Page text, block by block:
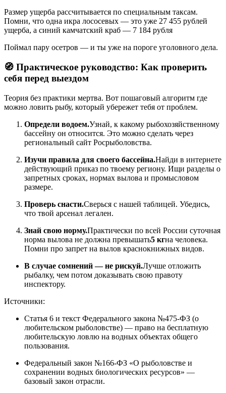
Размер ущерба рассчитывается по специальным таксам.
Помни, что одна икра лососевых — это уже 27 455 рублей
ущерба, а синий камчатский краб — 7 184 рубля
Поймал пару осетров — и ты уже на пороге уголовного дела.
🧭 Практическое руководство: Как проверить
себя перед выездом
Теория без практики мертва. Вот пошаговый алгоритм где
можно ловить рыбу, который убережет тебя от проблем.
Определи водоем.Узнай, к какому рыбохозяйственному
бассейну он относится. Это можно сделать через
региональный сайт Росрыболовства.
Изучи правила для своего бассейна.Найди в интернете
действующий приказ по твоему региону. Ищи разделы о
запретных сроках, нормах вылова и промысловом
размере.
Проверь снасти.Сверься с нашей таблицей. Убедись,
что твой арсенал легален.
Знай свою норму.Практически по всей России суточная
норма вылова не должна превышать5 кгна человека.
Помни про запрет на вылов краснокнижных видов.
В случае сомнений — не рискуй.Лучше отложить
рыбалку, чем потом доказывать свою правоту
инспектору.
Источники:
Статья 6 и текст Федерального закона №475-ФЗ (о
любительском рыболовстве) — право на бесплатную
любительскую ловлю на водных объектах общего
пользования.
Федеральный закон №166-ФЗ «О рыболовстве и
сохранении водных биологических ресурсов» —
базовый закон отрасли.